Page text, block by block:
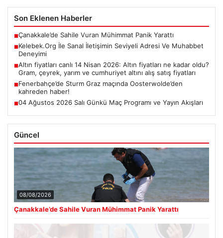
Son Eklenen Haberler
■Çanakkale’de Sahile Vuran Mühimmat Panik Yarattı
■Kelebek.Org İle Sanal İletişimin Seviyeli Adresi Ve Muhabbet
Deneyimi
■Altın fiyatları canlı 14 Nisan 2026: Altın fiyatları ne kadar oldu?
Gram, çeyrek, yarım ve cumhuriyet altını alış satış fiyatları
■Fenerbahçe’de Sturm Graz maçında Oosterwolde’den
kahreden haber!
■04 Ağustos 2026 Salı Günkü Maç Programı ve Yayın Akışları
Güncel
08/08/2026
Çanakkale’de Sahile Vuran Mühimmat Panik Yarattı